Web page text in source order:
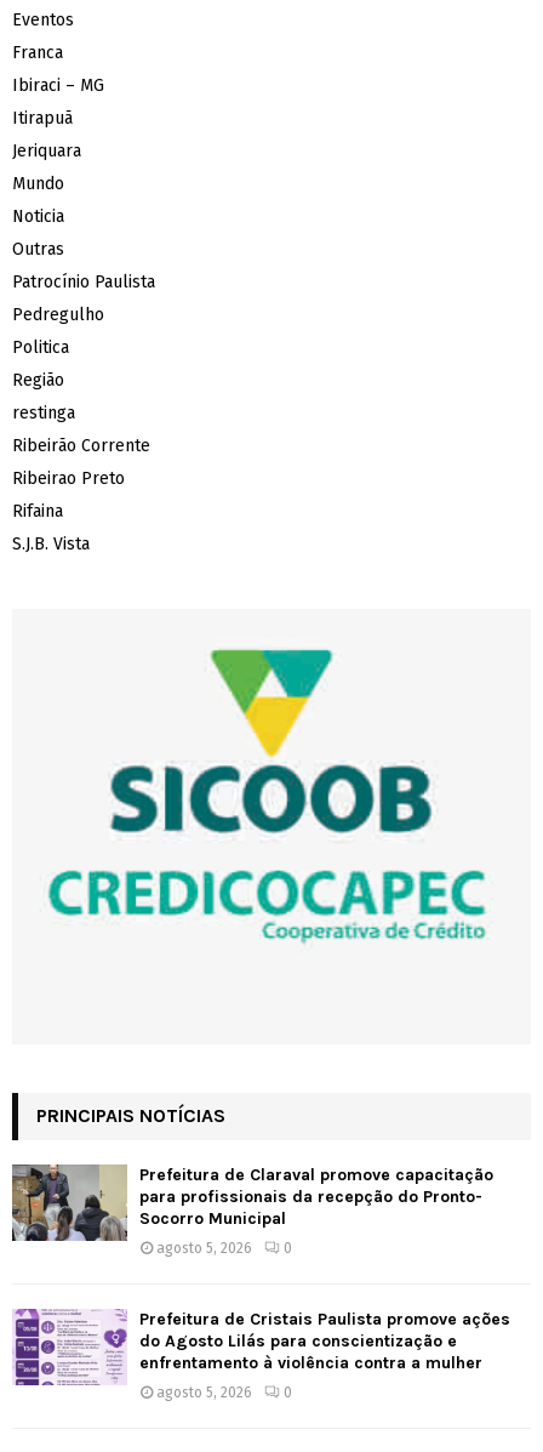
Eventos
Franca
Ibiraci – MG
Itirapuã
Jeriquara
Mundo
Noticia
Outras
Patrocínio Paulista
Pedregulho
Politica
Região
restinga
Ribeirão Corrente
Ribeirao Preto
Rifaina
S.J.B. Vista
PRINCIPAIS NOTÍCIAS
Prefeitura de Claraval promove capacitação
para profissionais da recepção do Pronto-
Socorro Municipal
agosto 5, 2026 0
Prefeitura de Cristais Paulista promove ações
do Agosto Lilás para conscientização e
enfrentamento à violência contra a mulher
agosto 5, 2026 0